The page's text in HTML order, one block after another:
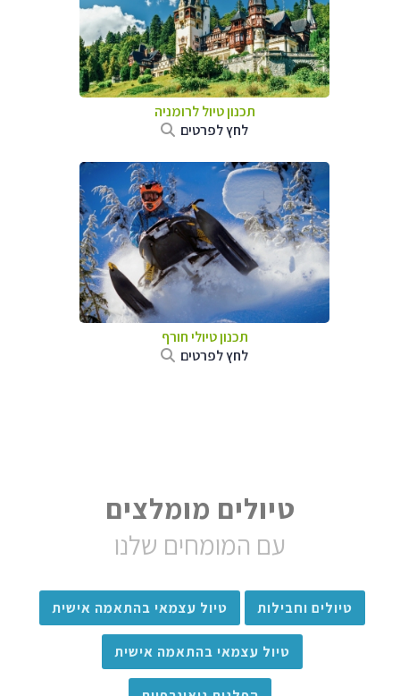
תכנון טיול לרומניה
לחץ לפרטים
תכנון טיולי חורף
לחץ לפרטים
טיולים מומלצים
עם המומחים שלנו
טיולים וחבילות טיול עצמאי בהתאמה אישית
טיול עצמאי בהתאמה אישית